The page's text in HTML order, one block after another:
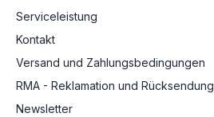
Serviceleistung
Kontakt
Versand und Zahlungsbedingungen
RMA - Reklamation und Rücksendung
Newsletter